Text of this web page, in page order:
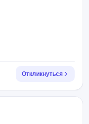
Откликнуться